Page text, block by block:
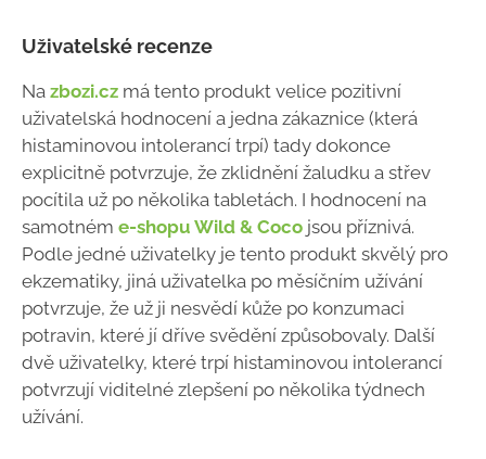
Uživatelské recenze
Na zbozi.cz má tento produkt velice pozitivní
uživatelská hodnocení a jedna zákaznice (která
histaminovou intolerancí trpí) tady dokonce
explicitně potvrzuje, že zklidnění žaludku a střev
pocítila už po několika tabletách. I hodnocení na
samotném e-shopu Wild & Coco jsou příznivá.
Podle jedné uživatelky je tento produkt skvělý pro
ekzematiky, jiná uživatelka po měsíčním užívání
potvrzuje, že už ji nesvědí kůže po konzumaci
potravin, které jí dříve svědění způsobovaly. Další
dvě uživatelky, které trpí histaminovou intolerancí
potvrzují viditelné zlepšení po několika týdnech
užívání.